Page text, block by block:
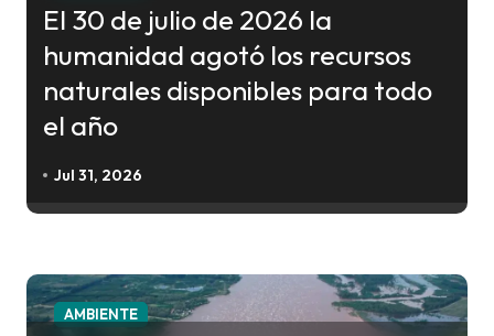
El 30 de julio de 2026 la
humanidad agotó los recursos
naturales disponibles para todo
el año
Jul 31, 2026
AMBIENTE